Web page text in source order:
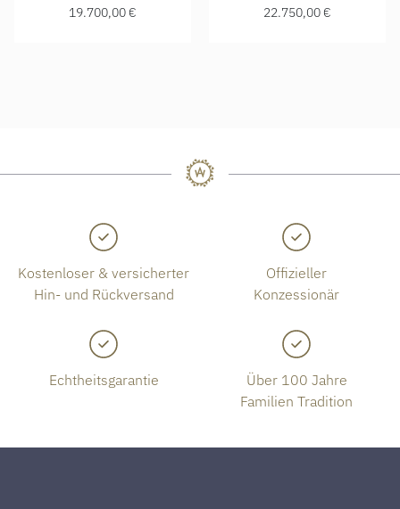
19.700,00 €
22.750,00 €
Kostenloser & versicherter
Hin- und Rückversand
Offizieller
Konzessionär
Echtheitsgarantie
Über 100 Jahre
Familien Tradition